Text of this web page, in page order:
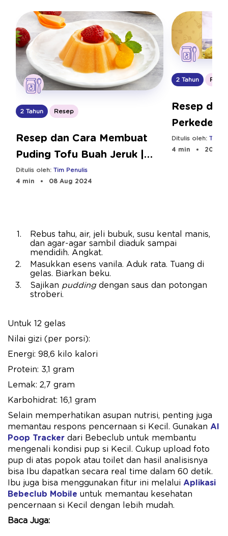
2 Tahun Resep
Resep dan Cara Membuat
Puding Tofu Buah Jeruk |
Bebeclub
Ditulis oleh: Tim Penulis
4 min
08 Aug 2024
2 Tahun
Resep
Perkedel
Bebeclub
Ditulis oleh: Tim
4 min
20
Rebus tahu, air, jeli bubuk, susu kental manis,
dan agar-agar sambil diaduk sampai
mendidih. Angkat.
Masukkan esens vanila. Aduk rata. Tuang di
gelas. Biarkan beku.
Sajikan pudding dengan saus dan potongan
stroberi.
Untuk 12 gelas
Nilai gizi (per porsi):
Energi: 98,6 kilo kalori
Protein: 3,1 gram
Lemak: 2,7 gram
Karbohidrat: 16,1 gram
Selain memperhatikan asupan nutrisi, penting juga
memantau respons pencernaan si Kecil. Gunakan AI
Poop Tracker dari Bebeclub untuk membantu
mengenali kondisi pup si Kecil. Cukup upload foto
pup di atas popok atau toilet dan hasil analisisnya
bisa Ibu dapatkan secara real time dalam 60 detik.
Ibu juga bisa menggunakan fitur ini melalui Aplikasi
Bebeclub Mobile untuk memantau kesehatan
pencernaan si Kecil dengan lebih mudah.
Baca Juga: